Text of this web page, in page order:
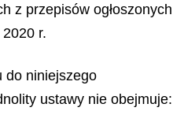
z przepisów ogłoszonych
r.
do niniejszego
ustawy nie obejmuje: